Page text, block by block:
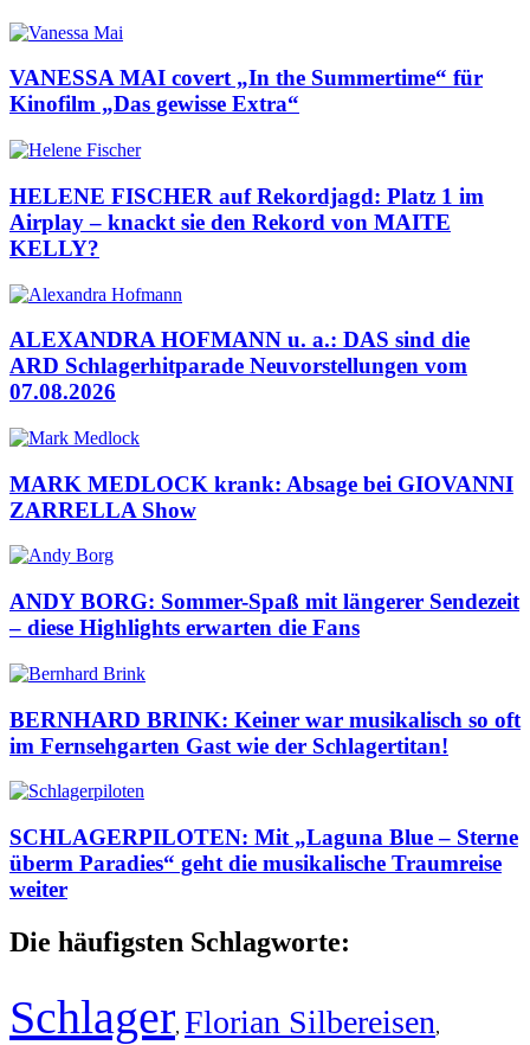
VANESSA MAI covert „In the Summertime“ für
Kinofilm „Das gewisse Extra“
HELENE FISCHER auf Rekordjagd: Platz 1 im
Airplay – knackt sie den Rekord von MAITE
KELLY?
ALEXANDRA HOFMANN u. a.: DAS sind die
ARD Schlagerhitparade Neuvorstellungen vom
07.08.2026
MARK MEDLOCK krank: Absage bei GIOVANNI
ZARRELLA Show
ANDY BORG: Sommer-Spaß mit längerer Sendezeit
– diese Highlights erwarten die Fans
BERNHARD BRINK: Keiner war musikalisch so oft
im Fernsehgarten Gast wie der Schlagertitan!
SCHLAGERPILOTEN: Mit „Laguna Blue – Sterne
überm Paradies“ geht die musikalische Traumreise
weiter
Die häufigsten Schlagworte:
Schlager, Florian Silbereisen,